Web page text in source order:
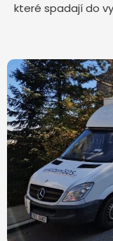
které spadají do